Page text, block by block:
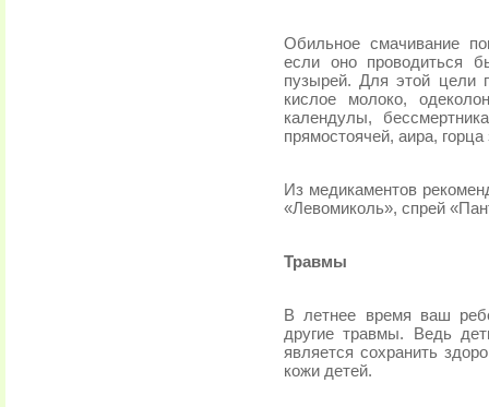
Обильное смачивание
если оно проводиться
пузырей. Для этой цели
кислое молоко,
календулы,
прямостоячей, аира, горца
Из медикаментов
«Левомиколь», спрей
Травмы
В летнее время ваш
другие травмы. Ведь
является сохранить
кожи детей.